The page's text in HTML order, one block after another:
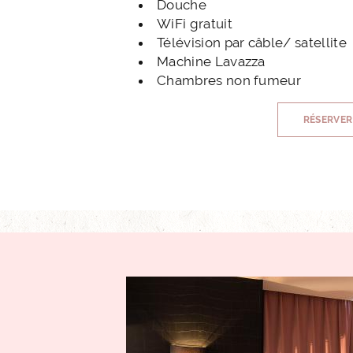
GALERIE PHOTOS
SITUATION
Douche
WiFi gratuit
Télévision par câble/ satellite
Machine Lavazza
Chambres non fumeur
RÉSERVER